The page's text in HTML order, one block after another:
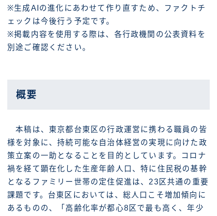
※生成AIの進化にあわせて作り直すため、ファクトチ
ェックは今後行う予定です。
※掲載内容を使用する際は、各行政機関の公表資料を
別途ご確認ください。
概要
本稿は、東京都台東区の行政運営に携わる職員の皆
様を対象に、持続可能な自治体経営の実現に向けた政
策立案の一助となることを目的としています。コロナ
禍を経て顕在化した生産年齢人口、特に住民税の基幹
となるファミリー世帯の定住促進は、23区共通の重要
課題です。台東区においては、総人口こそ増加傾向に
あるものの、「高齢化率が都心8区で最も高く、年少